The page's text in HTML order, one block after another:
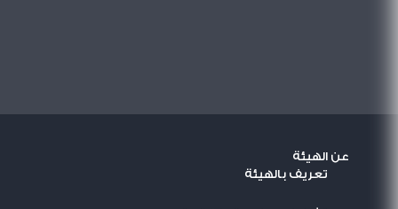
عن الهيئة
تعريف بالهيئة